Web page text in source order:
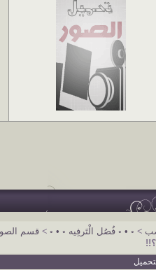
> ◦ • ◦ فُصُل الْتَرفِيه ◦ • ◦ > قسم